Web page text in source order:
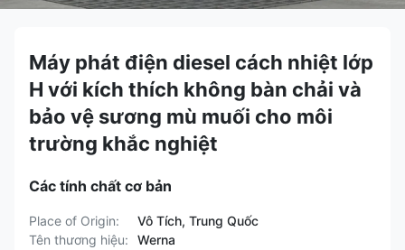
Máy phát điện diesel cách nhiệt lớp
H với kích thích không bàn chải và
bảo vệ sương mù muối cho môi
trường khắc nghiệt
Các tính chất cơ bản
Place of Origin:
Vô Tích, Trung Quốc
Tên thương hiệu:
Werna